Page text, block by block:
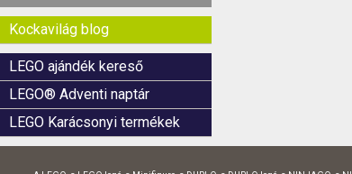
Kockavilág blog
LEGO ajándék kereső
LEGO® Adventi naptár
LEGO Karácsonyi termékek